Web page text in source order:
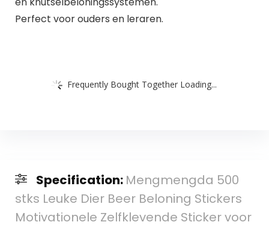
Perfect voor ouders en leraren.
Frequently Bought Together Loading...
Specification: Mengmengda 500
stks Leuke Dier Beer Beloning Stickers
Motivationele Zelfklevende Sticker voor